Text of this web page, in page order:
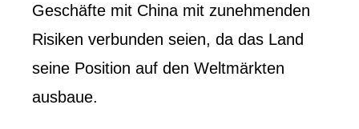
Geschäfte mit China mit zunehmenden
Risiken verbunden seien, da das Land
seine Position auf den Weltmärkten
ausbaue.